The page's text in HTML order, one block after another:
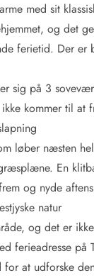
med sit
og det
ferietid. Der
sig på 3
kommer til
løber næsten
En
og nyde
natur
og det er
ferieadresse
at udforske